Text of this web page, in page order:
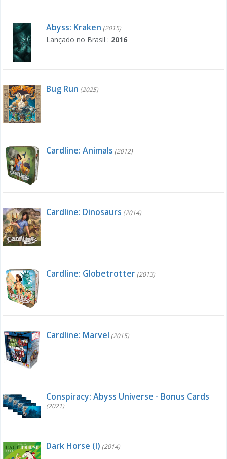
Abyss: Kraken (2015)
Lançado no Brasil : 2016
Bug Run (2025)
Cardline: Animals (2012)
Cardline: Dinosaurs (2014)
Cardline: Globetrotter (2013)
Cardline: Marvel (2015)
Conspiracy: Abyss Universe - Bonus Cards
(2021)
Dark Horse (I) (2014)